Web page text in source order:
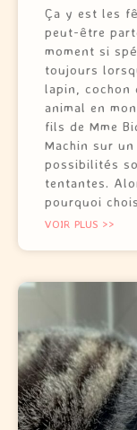
Ça y est les
peut-être
moment si
toujours
lapin, cochon
animal en
fils de Mme
Machin sur
possibilités
tentantes.
pourquoi
VOIR PLUS >>